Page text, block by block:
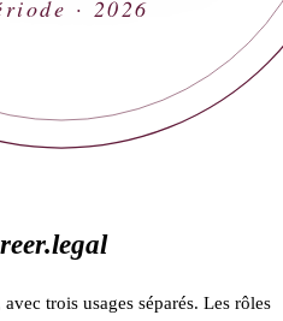
trois usages séparés. Les rôles